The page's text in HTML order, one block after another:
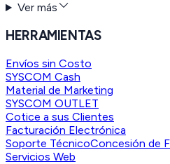
Ver más
HERRAMIENTAS
Envíos sin Costo
SYSCOM Cash
Material de Marketing
SYSCOM OUTLET
Cotice a sus Clientes
Facturación Electrónica
Soporte TécnicoConcesión de
Servicios Web